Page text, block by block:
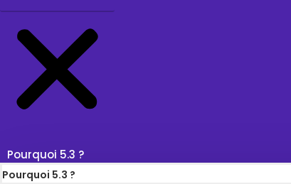
Pourquoi 5.3 ?
Pourquoi 5.3 ?